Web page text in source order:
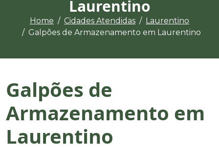
Laurentino
Home Cidades Atendidas
Laurentino
Galpões de Armazenamento em Laurentino
Galpões de
Armazenamento em
Laurentino